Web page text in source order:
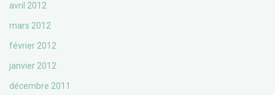
avril 2012
mars 2012
février 2012
janvier 2012
décembre 2011